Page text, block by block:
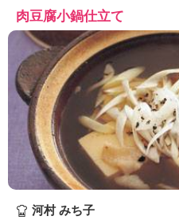
肉豆腐小鍋仕立て
河村 みち子